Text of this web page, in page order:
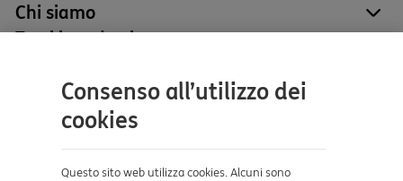
Chi siamo
Tutti i prodotti
Aiuto e supporto
Dove ci trovi
Consenso all’utilizzo dei
cookies
Questo sito web utilizza cookies. Alcuni sono